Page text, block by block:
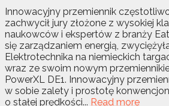
Innowacyjny przemiennik
zachwycił jury złożone z wysokiej
naukowców i ekspertów z branży
się zarządzaniem energią,
Elektrotechnika na niemieckich
wraz ze swoim nowym
PowerXL DE1. Innowacyjny
w sobie zalety i prostotę
o stałej prędkości... Read more